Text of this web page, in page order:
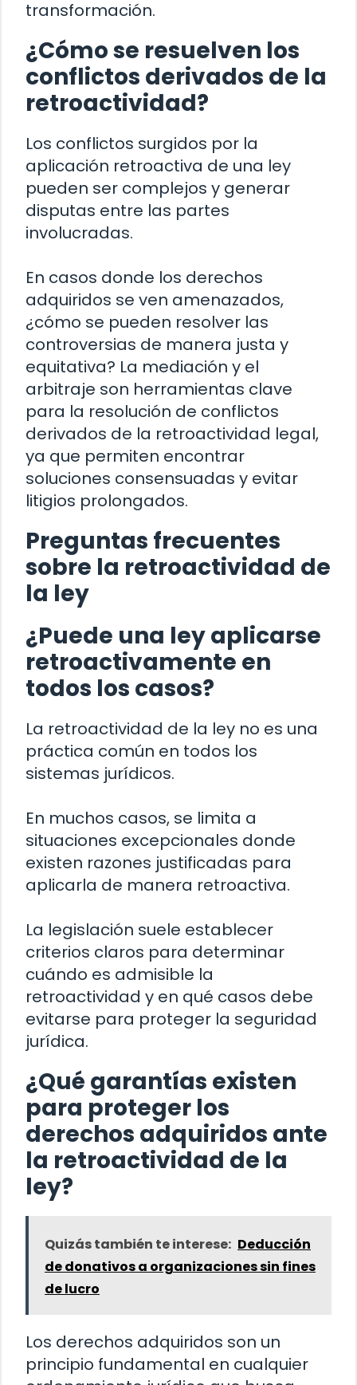
transformación.
¿Cómo se resuelven los
conflictos derivados de la
retroactividad?
Los conflictos surgidos por la
aplicación retroactiva de una ley
pueden ser complejos y generar
disputas entre las partes
involucradas.
En casos donde los derechos
adquiridos se ven amenazados,
¿cómo se pueden resolver las
controversias de manera justa y
equitativa? La mediación y el
arbitraje son herramientas clave
para la resolución de conflictos
derivados de la retroactividad legal,
ya que permiten encontrar
soluciones consensuadas y evitar
litigios prolongados.
Preguntas frecuentes
sobre la retroactividad de
la ley
¿Puede una ley aplicarse
retroactivamente en
todos los casos?
La retroactividad de la ley no es una
práctica común en todos los
sistemas jurídicos.
En muchos casos, se limita a
situaciones excepcionales donde
existen razones justificadas para
aplicarla de manera retroactiva.
La legislación suele establecer
criterios claros para determinar
cuándo es admisible la
retroactividad y en qué casos debe
evitarse para proteger la seguridad
jurídica.
¿Qué garantías existen
para proteger los
derechos adquiridos ante
la retroactividad de la
ley?
Quizás también te interese: Deducción
de donativos a organizaciones sin fines
de lucro
Los derechos adquiridos son un
principio fundamental en cualquier